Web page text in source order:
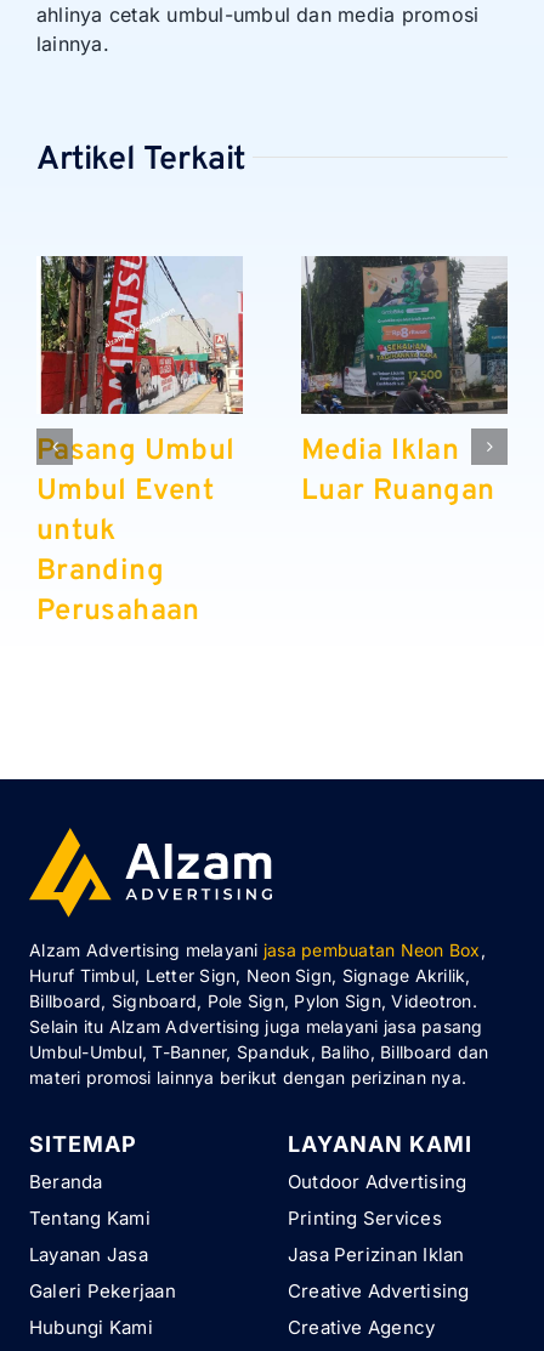
ahlinya cetak umbul-umbul dan media promosi
lainnya.
Artikel Terkait
Pasang Umbul
Umbul Event
untuk
Branding
Perusahaan
Media Iklan
Luar Ruangan
Alzam Advertising melayani jasa pembuatan Neon Box,
Huruf Timbul, Letter Sign, Neon Sign, Signage Akrilik,
Billboard, Signboard, Pole Sign, Pylon Sign, Videotron.
Selain itu Alzam Advertising juga melayani jasa pasang
Umbul-Umbul, T-Banner, Spanduk, Baliho, Billboard dan
materi promosi lainnya berikut dengan perizinan nya.
SITEMAP
Beranda
Tentang Kami
Layanan Jasa
Galeri Pekerjaan
Hubungi Kami
LAYANAN KAMI
Outdoor Advertising
Printing Services
Jasa Perizinan Iklan
Creative Advertising
Creative Agency